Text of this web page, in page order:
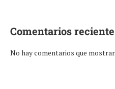
Comentarios
No hay comentarios que mostrar.